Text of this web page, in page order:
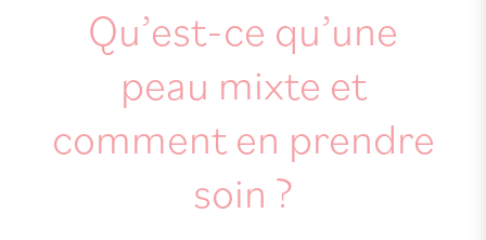
Qu’est-ce qu’une
peau mixte et
comment en prendre
soin ?